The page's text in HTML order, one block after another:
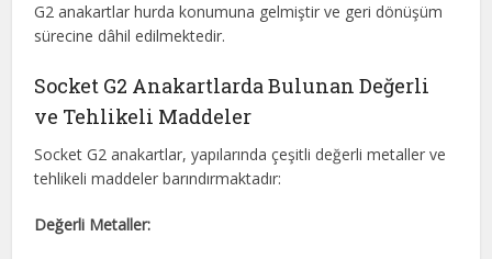
G2 anakartlar hurda konumuna gelmiştir ve geri dönüşüm
sürecine dâhil edilmektedir.
Socket G2 Anakartlarda Bulunan Değerli
ve Tehlikeli Maddeler
Socket G2 anakartlar, yapılarında çeşitli değerli metaller ve
tehlikeli maddeler barındırmaktadır:
Değerli Metaller: